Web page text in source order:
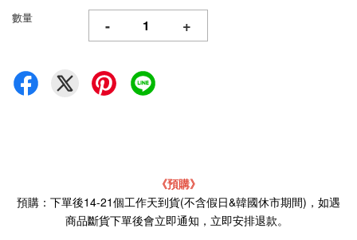
數量 - +
《預購》
預購：下單後14-21個工作天到貨(不含假日&韓國休市期間)，如遇
商品斷貨下單後會立即通知，立即安排退款。